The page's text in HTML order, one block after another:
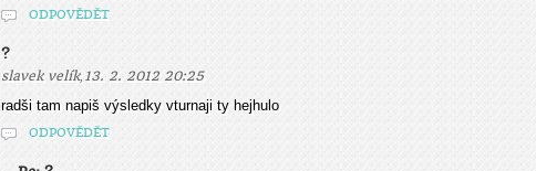
ODPOVĚDĚT
?
slavek velík, 13. 2. 2012 20:25
radši tam napiš výsledky vturnaji ty hejhulo
ODPOVĚDĚT